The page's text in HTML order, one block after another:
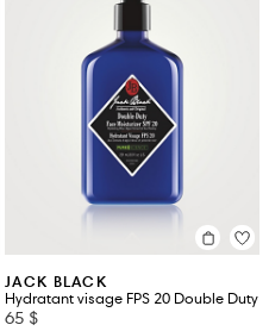
JACK BLACK
Hydratant visage FPS 20 Double Duty
65 $